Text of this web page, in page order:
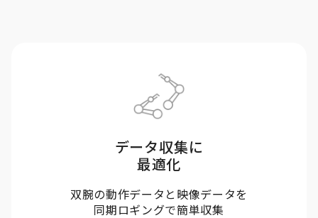
データ収集に
最適化
双腕の動作データと映像データを
同期ロギングで簡単収集